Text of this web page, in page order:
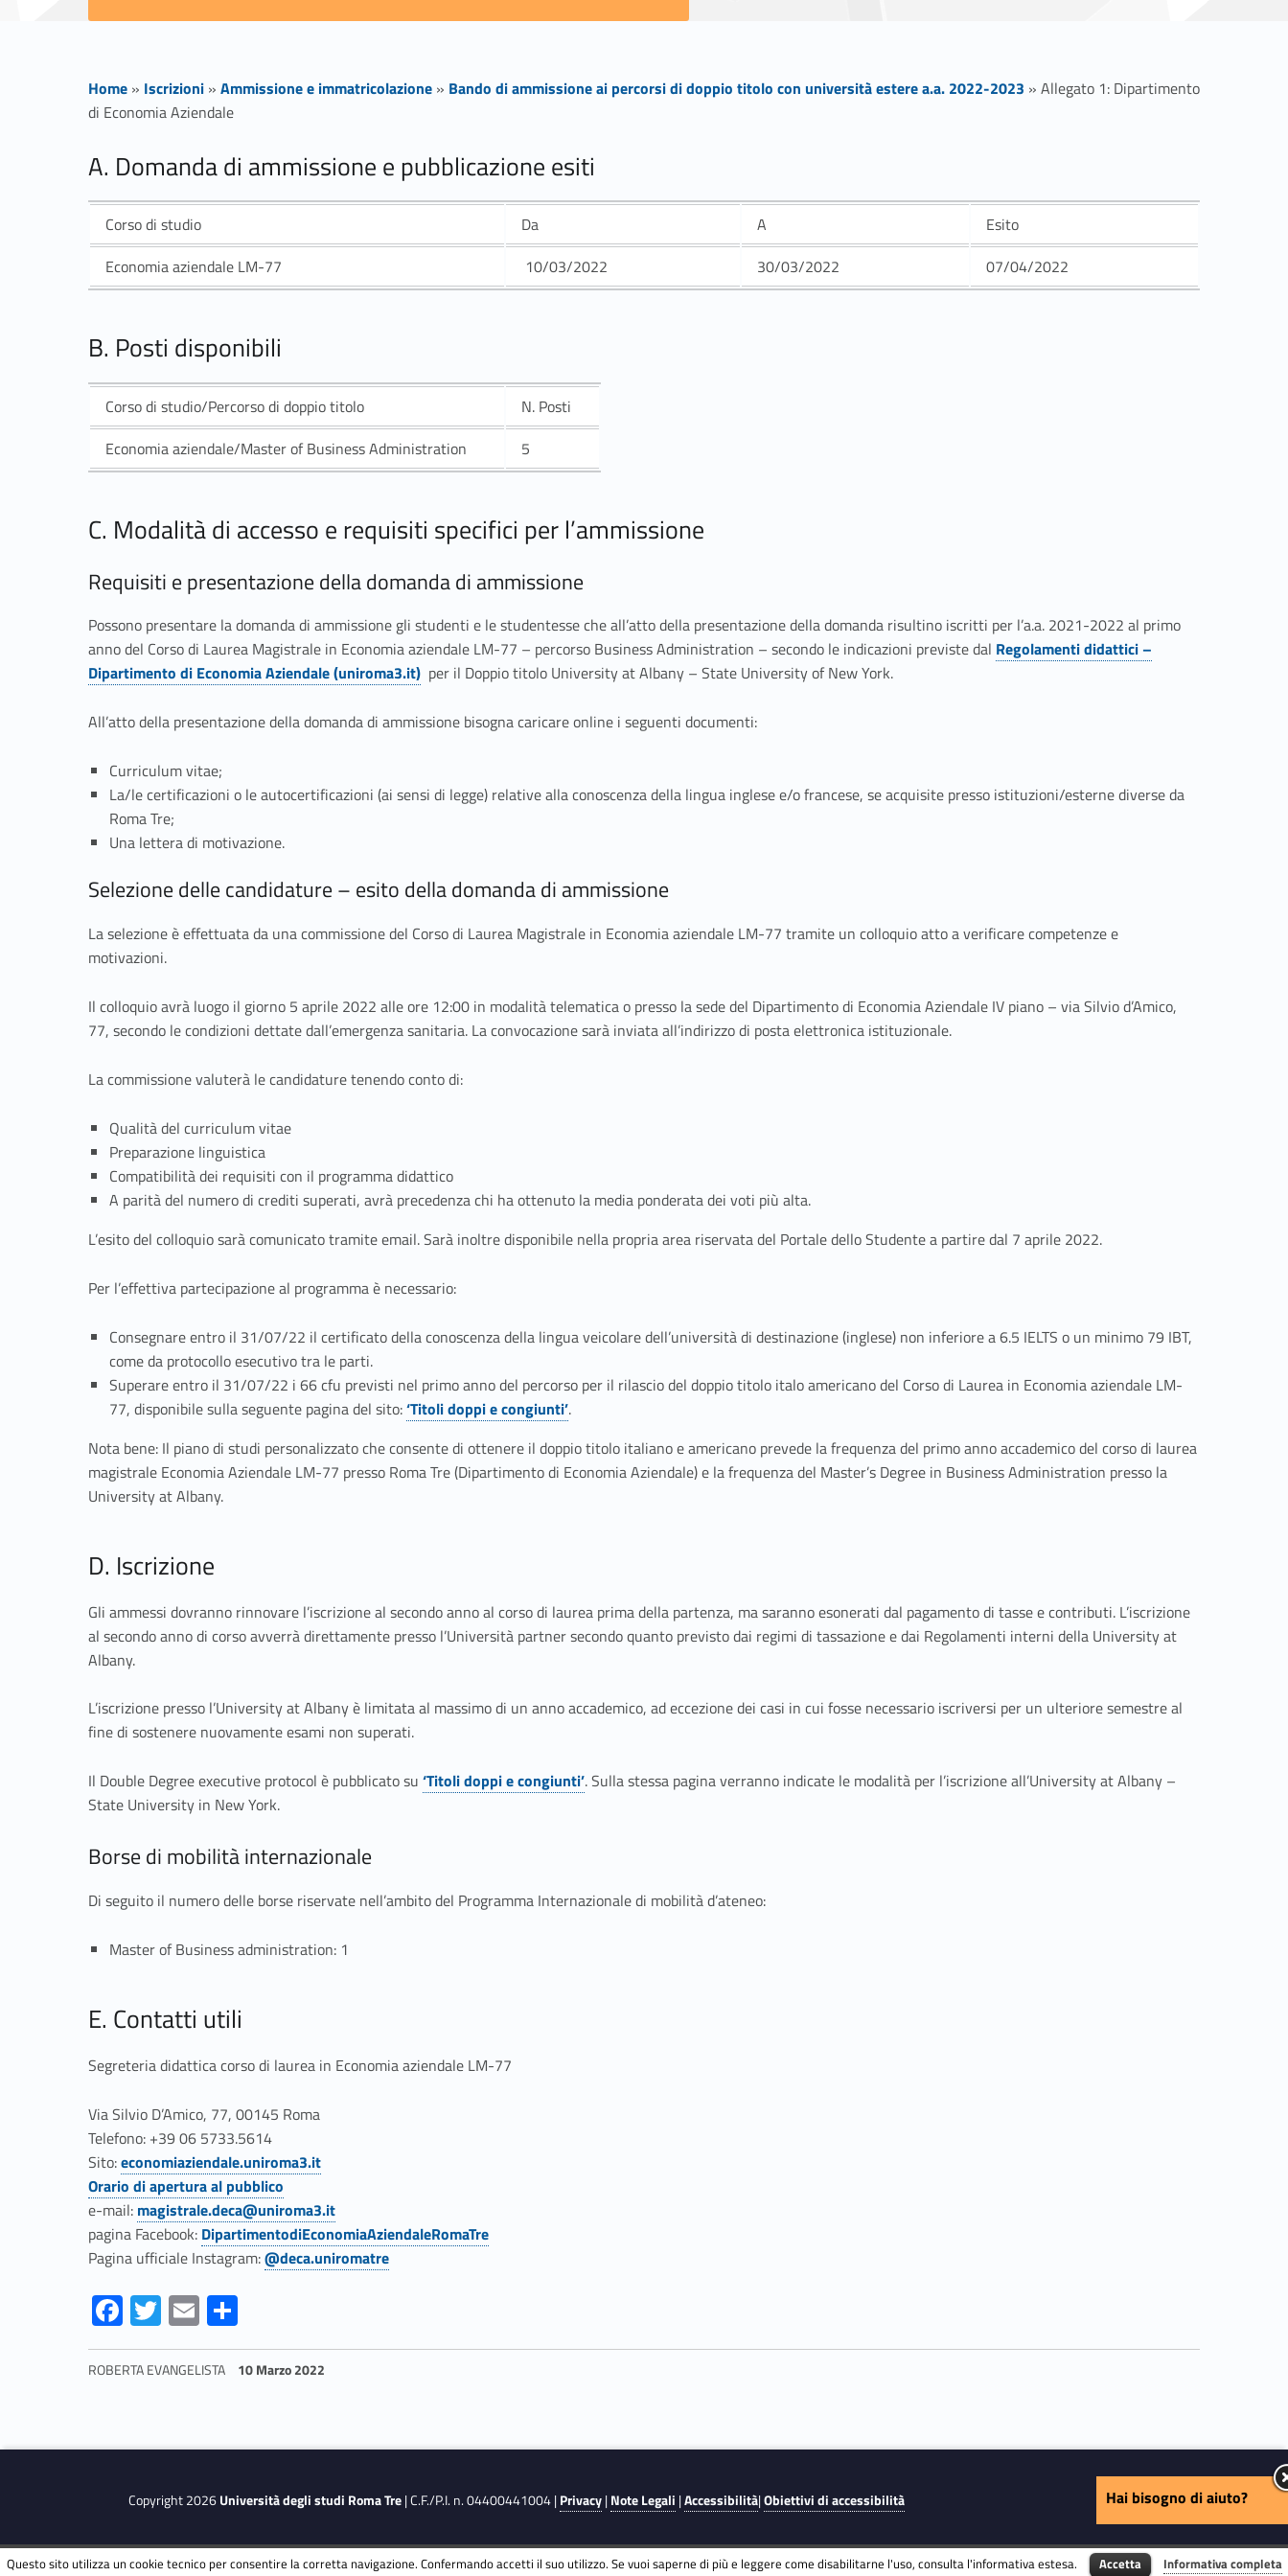
Home » Iscrizioni » Ammissione e immatricolazione » Bando di ammissione ai percorsi di doppio titolo con università estere a.a. 2022-2023 » Allegato 1: Dipartimento
di Economia Aziendale
A
l
l
g
a
t
1
:
D
i
p
a
r
t
i
m
e
n
t
o
d
i
E
c
o
n
o
i
a
A
z
i
e
n
d
a
l
e
A. Domanda di ammissione e pubblicazione esiti
Corso di studio Da A
Esito
Economia aziendale LM-77
10/03/2022 30/03/2022 07/04/2022
B. Posti disponibili
Corso di studio/Percorso di doppio titolo
N. Posti
Economia aziendale/Master of Business Administration
5
C. Modalità di accesso e requisiti specifici per l’ammissione
Requisiti e presentazione della domanda di ammissione
Possono presentare la domanda di ammissione gli studenti e le studentesse che all’atto della presentazione della domanda risultino iscritti per l’a.a. 2021-2022 al primo
anno del Corso di Laurea Magistrale in Economia aziendale LM-77 – percorso Business Administration – secondo le indicazioni previste dal Regolamenti didattici –
Dipartimento di Economia Aziendale (uniroma3.it) per il Doppio titolo University at Albany – State University of New York.
All’atto della presentazione della domanda di ammissione bisogna caricare online i seguenti documenti:
Curriculum vitae;
La/le certificazioni o le autocertificazioni (ai sensi di legge) relative alla conoscenza della lingua inglese e/o francese, se acquisite presso istituzioni/esterne diverse da
Roma Tre;
Una lettera di motivazione.
Selezione delle candidature – esito della domanda di ammissione
La selezione è effettuata da una commissione del Corso di Laurea Magistrale in Economia aziendale LM-77 tramite un colloquio atto a verificare competenze e
motivazioni.
Il colloquio avrà luogo il giorno 5 aprile 2022 alle ore 12:00 in modalità telematica o presso la sede del Dipartimento di Economia Aziendale IV piano – via Silvio d’Amico,
77, secondo le condizioni dettate dall’emergenza sanitaria. La convocazione sarà inviata all’indirizzo di posta elettronica istituzionale.
La commissione valuterà le candidature tenendo conto di:
Qualità del curriculum vitae
Preparazione linguistica
Compatibilità dei requisiti con il programma didattico
A parità del numero di crediti superati, avrà precedenza chi ha ottenuto la media ponderata dei voti più alta.
L’esito del colloquio sarà comunicato tramite email. Sarà inoltre disponibile nella propria area riservata del Portale dello Studente a partire dal 7 aprile 2022.
Per l’effettiva partecipazione al programma è necessario:
Consegnare entro il 31/07/22 il certificato della conoscenza della lingua veicolare dell’università di destinazione (inglese) non inferiore a 6.5 IELTS o un minimo 79 IBT,
come da protocollo esecutivo tra le parti.
Superare entro il 31/07/22 i 66 cfu previsti nel primo anno del percorso per il rilascio del doppio titolo italo americano del Corso di Laurea in Economia aziendale LM-
77, disponibile sulla seguente pagina del sito:‘Titoli doppi e congiunti’.
Nota bene: Il piano di studi personalizzato che consente di ottenere il doppio titolo italiano e americano prevede la frequenza del primo anno accademico del corso di laurea
magistrale Economia Aziendale LM-77 presso Roma Tre (Dipartimento di Economia Aziendale) e la frequenza del Master’s Degree in Business Administration presso la
University at Albany.
D. Iscrizione
Gli ammessi dovranno rinnovare l’iscrizione al secondo anno al corso di laurea prima della partenza, ma saranno esonerati dal pagamento di tasse e contributi. L’iscrizione
al secondo anno di corso avverrà direttamente presso l’Università partner secondo quanto previsto dai regimi di tassazione e dai Regolamenti interni della University at
Albany.
L’iscrizione presso l’University at Albany è limitata al massimo di un anno accademico, ad eccezione dei casi in cui fosse necessario iscriversi per un ulteriore semestre al
fine di sostenere nuovamente esami non superati.
Il Double Degree executive protocol è pubblicato su ‘Titoli doppi e congiunti’. Sulla stessa pagina verranno indicate le modalità per l’iscrizione all’University at Albany –
State University in New York.
Borse di mobilità internazionale
Di seguito il numero delle borse riservate nell’ambito del Programma Internazionale di mobilità d’ateneo:
Master of Business administration: 1
E. Contatti utili
Segreteria didattica corso di laurea in Economia aziendale LM-77
Via Silvio D’Amico, 77, 00145 Roma
Telefono: +39 06 5733.5614
Sito:economiaziendale.uniroma3.it
Orario di apertura al pubblico
e-mail: magistrale.deca@uniroma3.it
pagina Facebook: DipartimentodiEconomiaAziendaleRomaTre
Pagina ufficiale Instagram:@deca.uniromatre
Fa
ce
b
k
T
w
itt
E
m
ai
h
ar
ROBERTA EVANGELISTA 10 Marzo 2022
Copyright 2026Università degli studi Roma Tre| C.F./P.I. n. 04400441004 |Privacy|Note Legali |Accessibilità|Obiettivi di accessibilità Hai bisogno di aiuto?
This site is protected by reCAPTCHA and the GooglePrivacy PolicyandTerms of Serviceapply.
Questo sito utilizza un cookie tecnico per consentire la corretta navigazione. Confermando accetti il suo utilizzo. Se vuoi saperne di più e leggere come disabilitarne l'uso, consulta l'informativa estesa. Accetta Informativa completa